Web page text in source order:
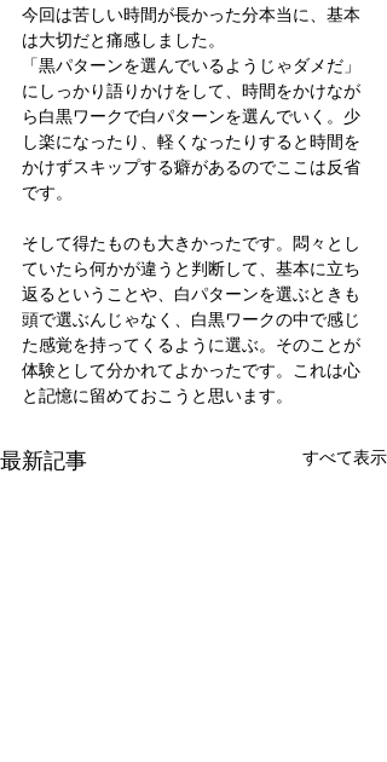
今回は苦しい時間が長かった分本当に、基本
は大切だと痛感しました。
「黒パターンを選んでいるようじゃダメだ」
にしっかり語りかけをして、時間をかけなが
ら白黒ワークで白パターンを選んでいく。少
し楽になったり、軽くなったりすると時間を
かけずスキップする癖があるのでここは反省
です。
そして得たものも大きかったです。悶々とし
ていたら何かが違うと判断して、基本に立ち
返るということや、白パターンを選ぶときも
頭で選ぶんじゃなく、白黒ワークの中で感じ
た感覚を持ってくるように選ぶ。そのことが
体験として分かれてよかったです。これは心
と記憶に留めておこうと思います。
最新記事 すべて表示